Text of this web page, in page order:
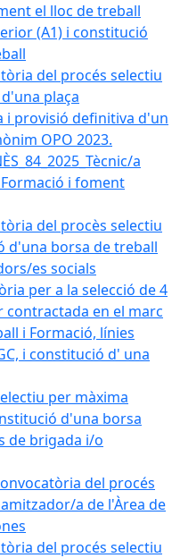
el lloc de treball
(A1) i constitució
del procés selectiu
plaça
provisió definitiva d'un
OPO 2023.
a
i foment
del procès selectiu
d'una borsa de treball
es socials
per a la selecció de 4
contractada en el marc
i Formació, línies
i constitució d' una
per màxima
d'una borsa
de brigada i/o
del procés
a de l'Àrea de
del procés selectiu